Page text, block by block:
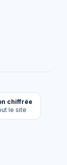
chiffrée
le site